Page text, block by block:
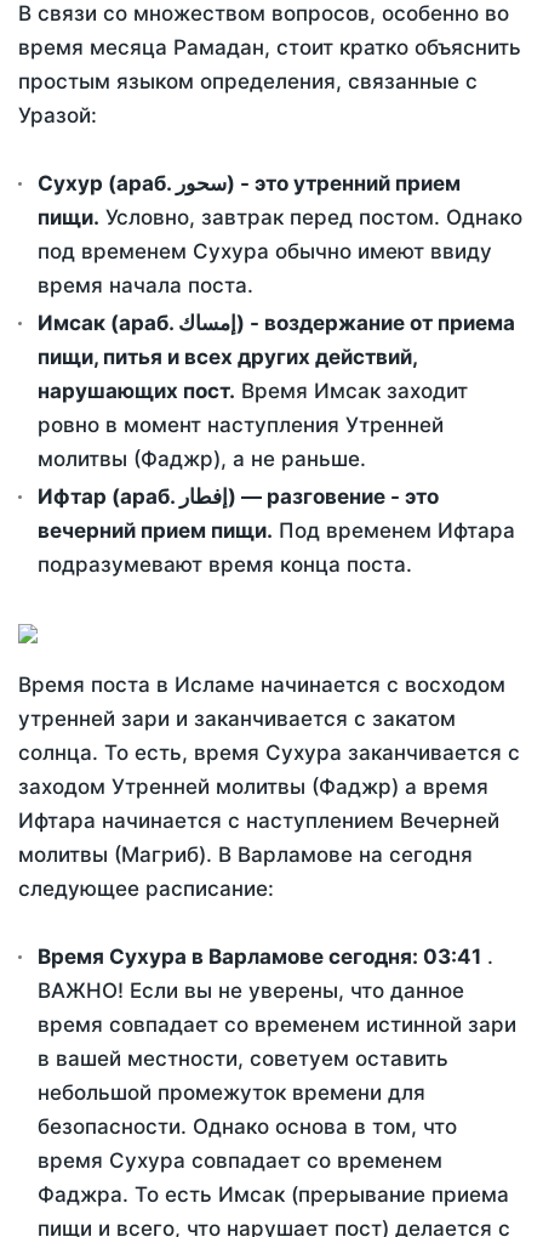
В связи со множеством вопросов, особенно во
время месяца Рамадан, стоит кратко объяснить
простым языком определения, связанные с
Уразой:
Сухур (араб. سحور) - это утренний прием
пищи. Условно, завтрак перед постом. Однако
под временем Сухура обычно имеют ввиду
время начала поста.
Имсак (араб. إمساك) - воздержание от приема
пищи, питья и всех других действий,
нарушающих пост. Время Имсак заходит
ровно в момент наступления Утренней
молитвы (Фаджр), а не раньше.
Ифтар (араб. إفطار) — разговение - это
вечерний прием пищи. Под временем Ифтара
подразумевают время конца поста.
Время поста в Исламе начинается с восходом
утренней зари и заканчивается с закатом
солнца. То есть, время Сухура заканчивается с
заходом Утренней молитвы (Фаджр) а время
Ифтара начинается с наступлением Вечерней
молитвы (Магриб). В Варламове на сегодня
следующее расписание:
Время Сухура в Варламове сегодня: 03:41 .
ВАЖНО! Если вы не уверены, что данное
время совпадает со временем истинной зари
в вашей местности, советуем оставить
небольшой промежуток времени для
безопасности. Однако основа в том, что
время Сухура совпадает со временем
Фаджра. То есть Имсак (прерывание приема
пищи и всего, что нарушает пост) делается с